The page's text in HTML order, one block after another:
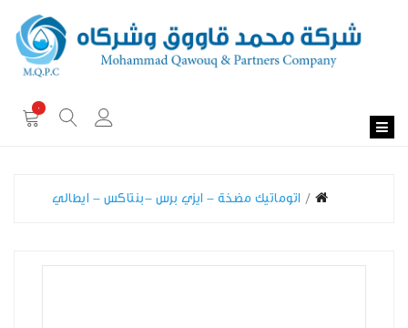
0
اتوماتيك مضخة - ايزي برس -بنتاكس - ايطالي